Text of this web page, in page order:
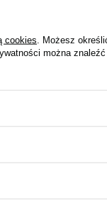
cookies . Możesz
można